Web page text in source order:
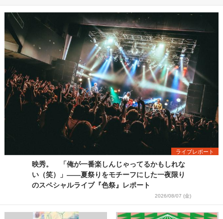
ライブレポート
映秀。 「俺が一番楽しんじゃってるかもしれな
い（笑）」――夏祭りをモチーフにした一夜限り
のスペシャルライブ『色祭』レポート
2026/08/07 (金)